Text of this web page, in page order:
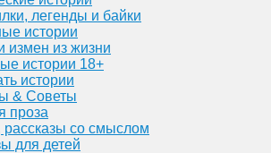
легенды и байки
истории
измен из жизни
истории 18+
истории
& Советы
проза
рассказы со смыслом
для детей